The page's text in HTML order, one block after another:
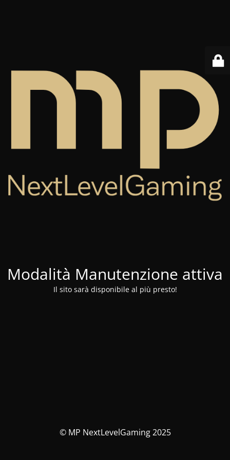
Modalità Manutenzione attiva
Il sito sarà disponibile al più presto!
© MP NextLevelGaming 2025